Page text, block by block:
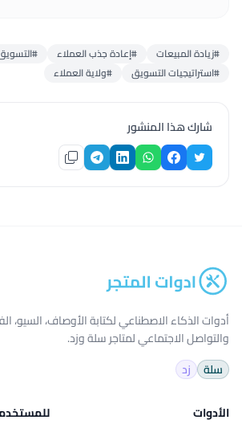
#زيادة المبيعات #إعادة جذب العملاء
#التسويق
#استراتيجيات التسويق
#ولاية العملاء
شارك هذا المنشور
أدوات الذكاء الاصطناعي لكتابة الأوصاف، السيو،
والتواصل الاجتماعي لمتاجر سلة وزد.
سلة
زد
الأدوات